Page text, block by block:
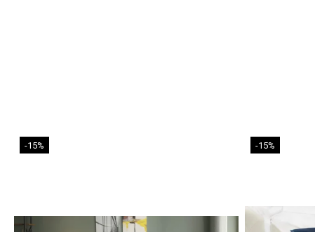
-15% -15%